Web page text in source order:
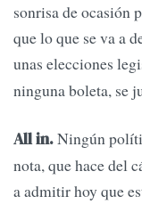
sonrisa de ocasión
que lo que se va a
unas elecciones
ninguna boleta, se
All in.Ningún
nota, que hace del
a admitir hoy que